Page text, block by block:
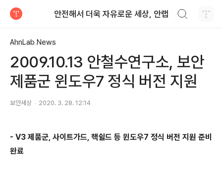
안전해서 더욱 자유로운 세상, 안랩
AhnLab News
2009.10.13 안철수연구소, 보안
제품군 윈도우7 정식 버전 지원
보안세상 2020. 3. 28. 12:14
- V3 제품군, 사이트가드, 핵쉴드 등 윈도우7 정식 버전 지원 준비
완료